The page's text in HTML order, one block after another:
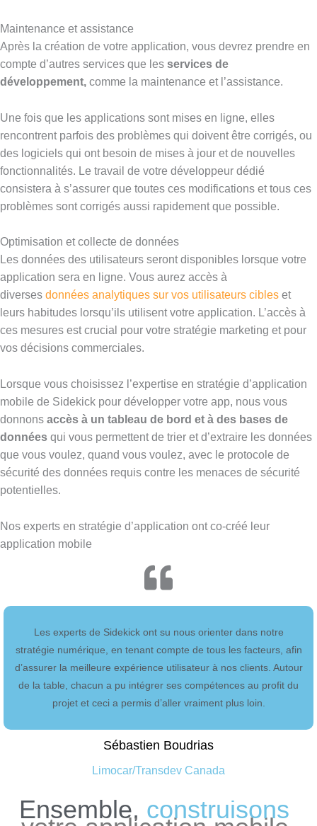
Maintenance et assistance
Après la création de votre application, vous devrez prendre en
compte d’autres services que les services de
développement, comme la maintenance et l’assistance.
Une fois que les applications sont mises en ligne, elles
rencontrent parfois des problèmes qui doivent être corrigés, ou
des logiciels qui ont besoin de mises à jour et de nouvelles
fonctionnalités. Le travail de votre développeur dédié
consistera à s’assurer que toutes ces modifications et tous ces
problèmes sont corrigés aussi rapidement que possible.
Optimisation et collecte de données
Les données des utilisateurs seront disponibles lorsque votre
application sera en ligne. Vous aurez accès à
diverses données analytiques sur vos utilisateurs cibles et
leurs habitudes lorsqu’ils utilisent votre application. L’accès à
ces mesures est crucial pour votre stratégie marketing et pour
vos décisions commerciales.
Lorsque vous choisissez l’expertise en stratégie d’application
mobile de Sidekick pour développer votre app, nous vous
donnons accès à un tableau de bord et à des bases de
données qui vous permettent de trier et d’extraire les données
que vous voulez, quand vous voulez, avec le protocole de
sécurité des données requis contre les menaces de sécurité
potentielles.
Nos experts en stratégie d’application ont co-créé leur
application mobile
Les experts de Sidekick ont su nous orienter dans notre
stratégie numérique, en tenant compte de tous les facteurs, afin
d’assurer la meilleure expérience utilisateur à nos clients. Autour
de la table, chacun a pu intégrer ses compétences au profit du
projet et ceci a permis d’aller vraiment plus loin.
Sébastien Boudrias
Limocar/Transdev Canada
Ensemble, construisons